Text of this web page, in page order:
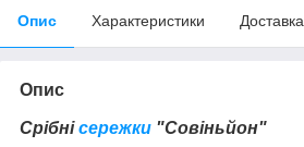
Опис Характеристики Доставка
Опис
Срібнісережки "Совіньйон"